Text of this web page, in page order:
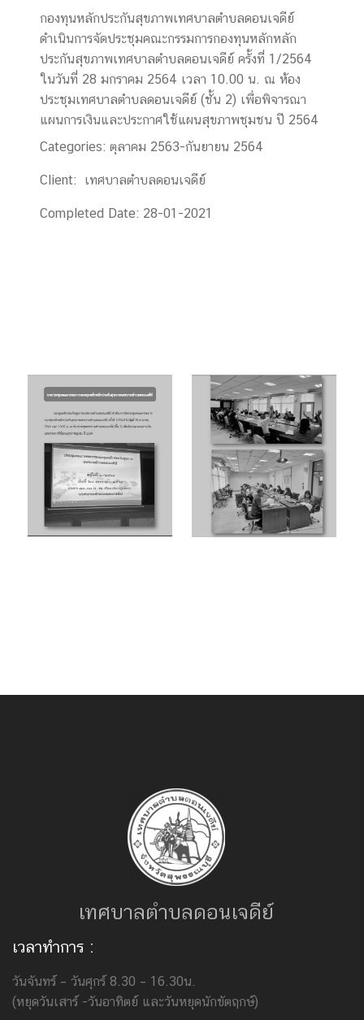
กองทุนหลักประกันสุขภาพเทศบาลตำบลดอนเจดีย์
ดำเนินการจัดประชุมคณะกรรมการกองทุนหลักหลัก
ประกันสุขภาพเทศบาลตำบลดอนเจดีย์ ครั้งที่ 1/2564
ในวันที่ 28 มกราคม 2564 เวลา 10.00 น. ณ ห้อง
ประชุมเทศบาลตำบลดอนเจดีย์ (ชั้น 2) เพื่อพิจารณา
แผนการเงินและประกาศใช้แผนสุขภาพชุมชน ปี 2564
Categories: ตุลาคม 2563-กันยายน 2564
Client: เทศบาลตำบลดอนเจดีย์
Completed Date: 28-01-2021
เทศบาลตำบลดอนเจดีย์
เวลาทำการ :
วันจันทร์ – วันศุกร์ 8.30 – 16.30น.
(หยุดวันเสาร์ -วันอาทิตย์ และวันหยุดนักขัตฤกษ์)